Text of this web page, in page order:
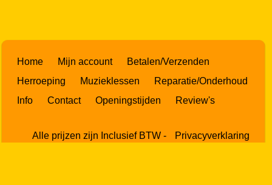
Home Mijn account
Betalen/Verzenden
Herroeping
Muzieklessen
Reparatie/Onderhoud
Info
Contact Openingstijden Review's
Alle prijzen zijn Inclusief BTW - Privacyverklaring